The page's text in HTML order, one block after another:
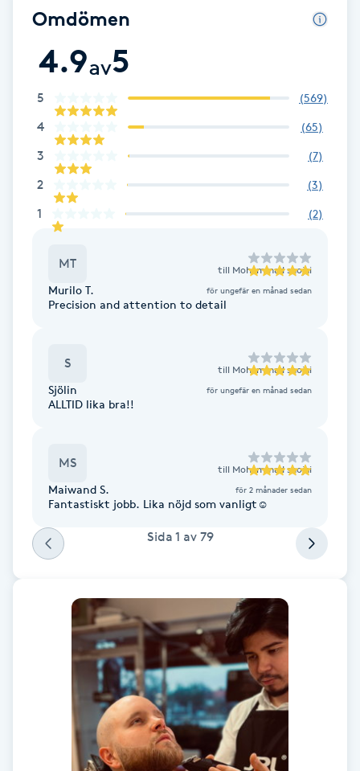
Color correction
Cryoterapi
Damklippning
Dermapen
Diamantslipning
Enzympeeling
Extensions borttagning
Eyeliner-tatuering
Face framing
Fet hårbotten
Fettreducering
Fibromassage
Fotmassage
Omdömen
4.9av5
5 (569)
4 (65)
3 (7)
2 (3)
1 (2)
MT till Mohammad shojai
Murilo T. för ungefär en månad sedan
Precision and attention to detail
S till Mohammad shojai
Sjölin för ungefär en månad sedan
ALLTID lika bra!!
MS till Mohammad shojai
Maiwand S. för 2 månader sedan
Fantastiskt jobb. Lika nöjd som vanligt☺️
Sida 1 av 79